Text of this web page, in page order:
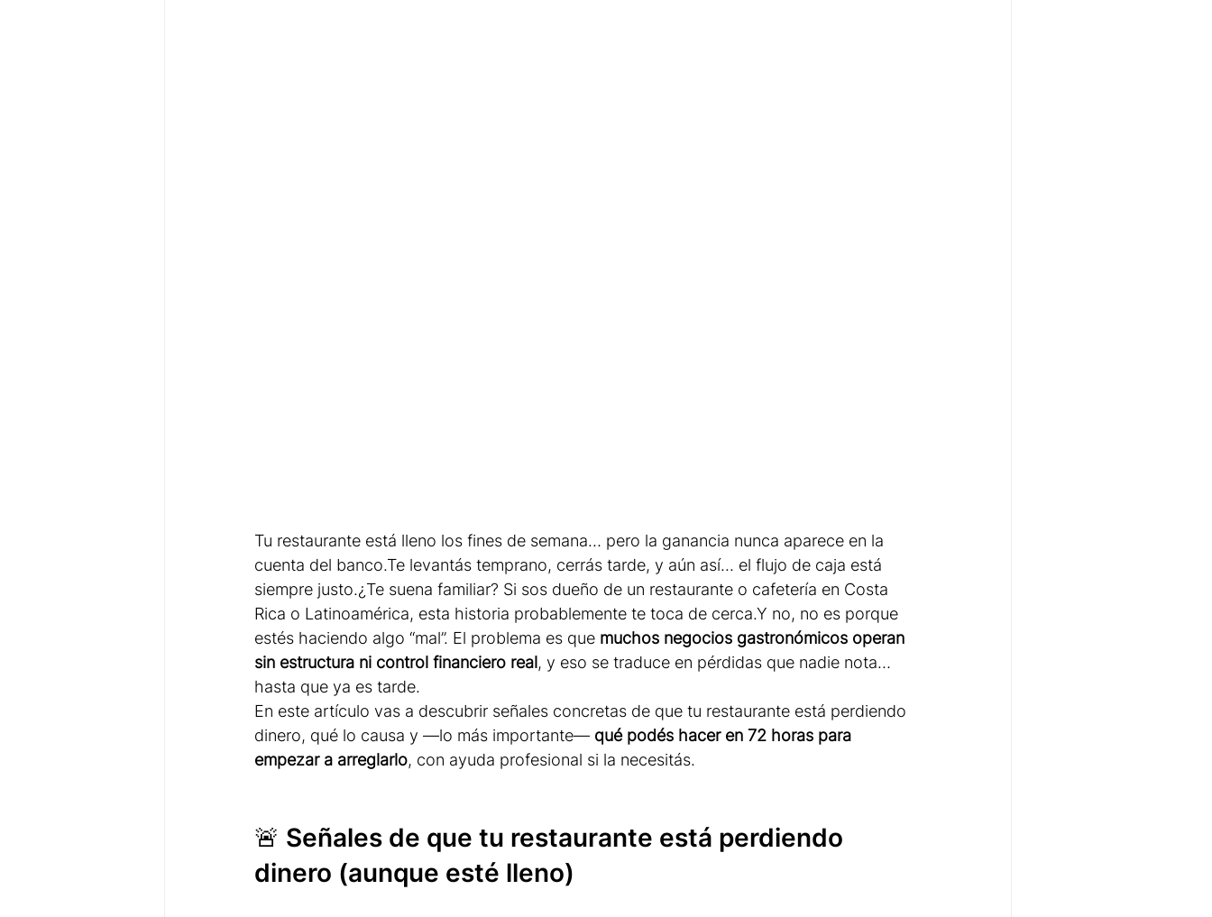
Tu restaurante está lleno los fines de semana… pero la ganancia nunca aparece en la
cuenta del banco.Te levantás temprano, cerrás tarde, y aún así... el flujo de caja está
siempre justo.¿Te suena familiar? Si sos dueño de un restaurante o cafetería en Costa
Rica o Latinoamérica, esta historia probablemente te toca de cerca.Y no, no es porque
estés haciendo algo “mal”. El problema es que muchos negocios gastronómicos operan
sin estructura ni control financiero real, y eso se traduce en pérdidas que nadie nota…
hasta que ya es tarde.
En este artículo vas a descubrir señales concretas de que tu restaurante está perdiendo
dinero, qué lo causa y —lo más importante— qué podés hacer en 72 horas para
empezar a arreglarlo, con ayuda profesional si la necesitás.
🚨 Señales de que tu restaurante está perdiendo
dinero (aunque esté lleno)